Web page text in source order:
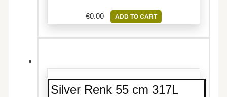
€0.00 ADD TO CART
Silver Renk 55 cm 317L